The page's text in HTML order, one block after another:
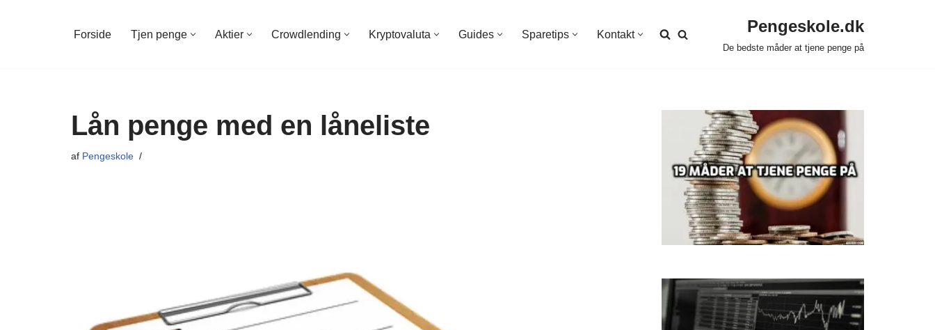
Forside Tjen penge Aktier Crowdlending Kryptovaluta Guides Sparetips Kontakt Pengeskole.dk
De bedste måder at tjene penge på
Lån penge med en låneliste
af Pengeskole